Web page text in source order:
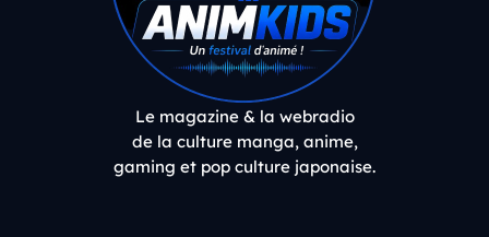
Le magazine & la webradio
de la culture manga, anime,
gaming et pop culture japonaise.